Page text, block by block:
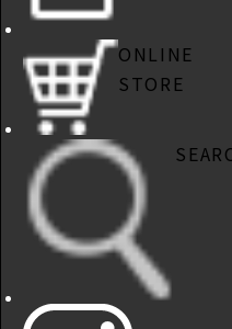
ONLINE
STORE